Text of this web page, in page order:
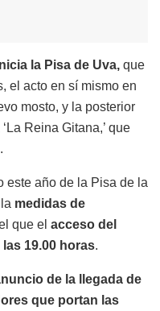
la Pisa de Uva, que
el acto en sí mismo en
mosto, y la posterior
Reina Gitana,’ que
este año de la Pisa de la
medidas de
que el acceso del
19.00 horas.
de la llegada de
que portan las